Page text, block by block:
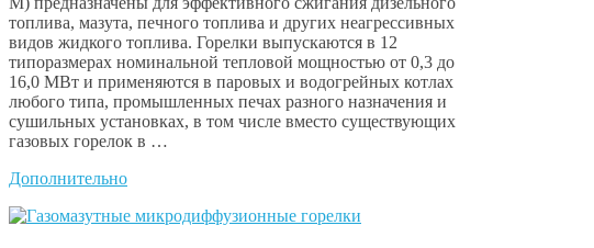
топлива, мазута, печного топлива и других неагрессивных
видов жидкого топлива. Горелки выпускаются в 12
типоразмерах номинальной тепловой мощностью от 0,3 до
16,0 МВт и применяются в паровых и водогрейных котлах
любого типа, промышленных печах разного назначения и
сушильных установках, в том числе вместо существующих
газовых горелок в …
Дополнительно